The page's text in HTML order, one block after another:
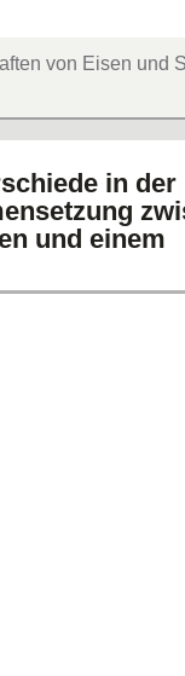
von Eisen und
in der
und einem